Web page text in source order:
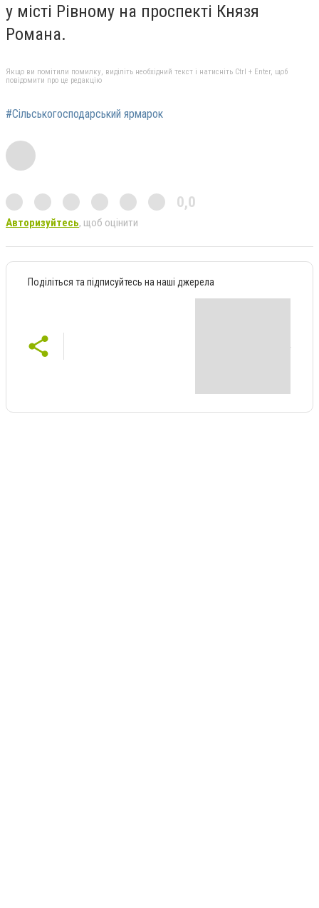
у місті Рівному на проспекті Князя
Романа.
Якщо ви помітили помилку, виділіть необхідний текст і натисніть Ctrl + Enter, щоб
повідомити про це редакцію
#Сільськогосподарський ярмарок
0,0
Авторизуйтесь, щоб оцінити
Поділіться та підписуйтесь на наші джерела